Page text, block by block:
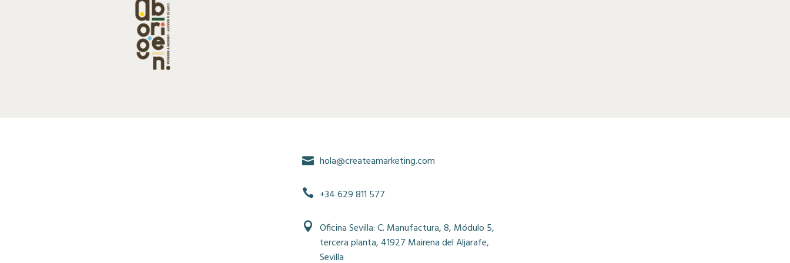
hola@createamarketing.com
+34 629 811 577
Oficina Sevilla: C. Manufactura, 8, Módulo 5,
tercera planta, 41927 Mairena del Aljarafe,
Sevilla